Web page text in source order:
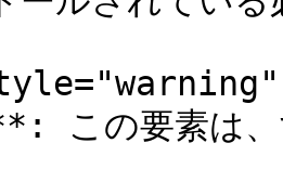
この要素は、